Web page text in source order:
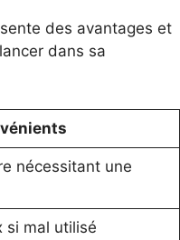
des avantages et
dans sa
nécessitant une
si mal utilisé